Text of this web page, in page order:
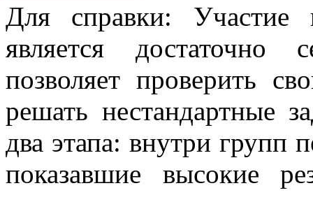
Для справки: Участие
является достаточно
позволяет проверить
решать нестандартные
два этапа: внутри групп
показавшие высокие